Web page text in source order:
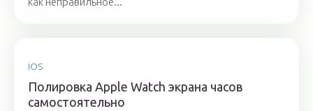
IOS
Полировка Apple Watch экрана часов
самостоятельно